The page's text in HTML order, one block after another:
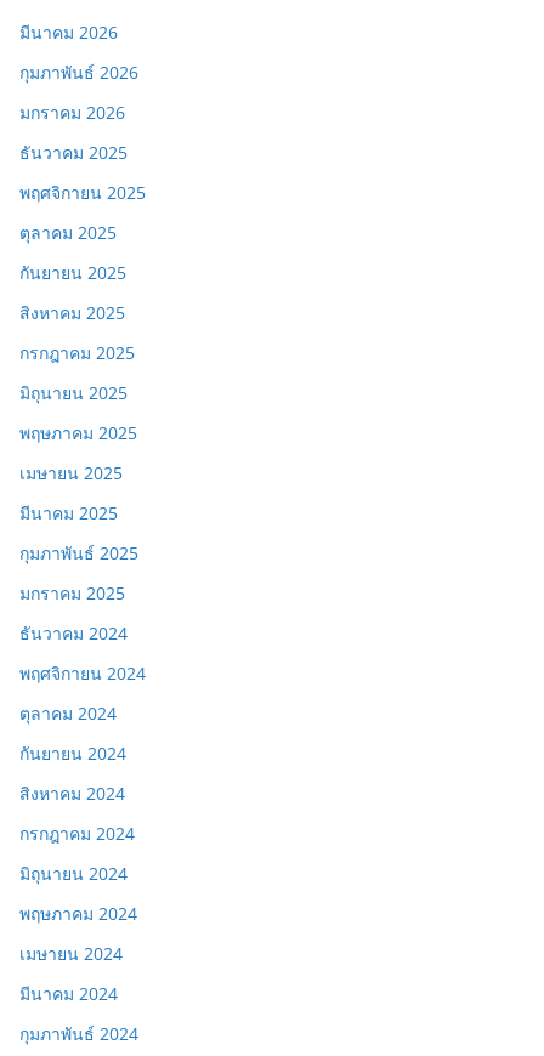
มีนาคม 2026
กุมภาพันธ์ 2026
มกราคม 2026
ธันวาคม 2025
พฤศจิกายน 2025
ตุลาคม 2025
กันยายน 2025
สิงหาคม 2025
กรกฎาคม 2025
มิถุนายน 2025
พฤษภาคม 2025
เมษายน 2025
มีนาคม 2025
กุมภาพันธ์ 2025
มกราคม 2025
ธันวาคม 2024
พฤศจิกายน 2024
ตุลาคม 2024
กันยายน 2024
สิงหาคม 2024
กรกฎาคม 2024
มิถุนายน 2024
พฤษภาคม 2024
เมษายน 2024
มีนาคม 2024
กุมภาพันธ์ 2024